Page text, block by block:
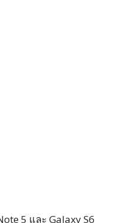
5 และ Galaxy S6